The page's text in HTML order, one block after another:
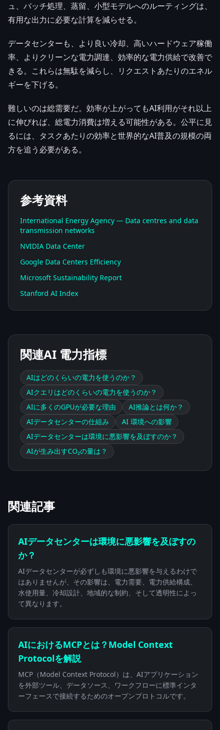
ュ、バッチ処理、蒸留、小型モデルへのルーティングは、
有用な出力に必要な計算を減らせる。
データセンターも、より良い冷却、高いハードウェア稼働
率、よりクリーンな電力調達、効率的な電力供給で改善で
きる。これらは無駄を減らし、リクエストあたりのエネル
ギーを下げる。
難しいのは総需要だ。効率が上がってもAI利用がそれ以上
に伸びれば、総電力消費は増える可能性がある。公平に見
るには、タスクあたりの効率と世界的なAI普及の規模の両
方を追う必要がある。
参考資料
International Energy Agency — Data centres and data
transmission networks
NVIDIA Data Center
Google Data Centers Efficiency
Microsoft Sustainability Report
Stanford AI Index
関連AI 電力指標
AIはどのくらいの電力を使うのか？
AIクエリはどのくらいの電力を使うのか？
AIに多くのGPUが必要な理由
AI推論とは何か？
AIデータセンターの仕組み
AI 環境への影響
AIデータセンターは環境に悪影響を及ぼすのか？
AIが生み出すCO₂の量は？
関連記事
AIデータセンターは環境に悪影響を及ぼすの
か？
AIデータセンターが必ずしも環境に悪影響を与えるわけで
はありませんが、その影響は、電力需要、電力供給構成、
水使用量、冷却設計、地域的な制約、そして透明性によっ
て異なります。
AIにおけるMCPとは？Model Context
Protocolを解説
MCP（Model Context Protocol）は、AIアプリケーション
を外部ツール、データソース、ワークフローに標準インタ
ーフェースで接続するためのオープンプロトコルです。